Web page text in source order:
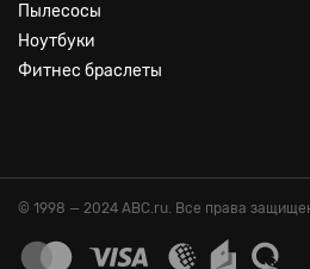
Пылесосы
Ноутбуки
Фитнес браслеты
© 1998 — 2024 ABC.ru. Все права